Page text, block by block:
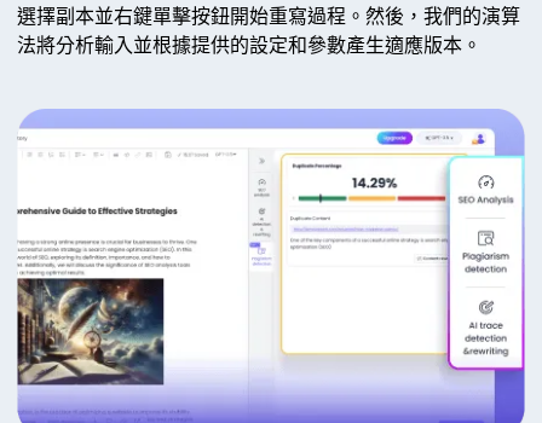
選擇副本並右鍵單擊按鈕開始重寫過程。然後，我們的演算
法將分析輸入並根據提供的設定和參數產生適應版本。